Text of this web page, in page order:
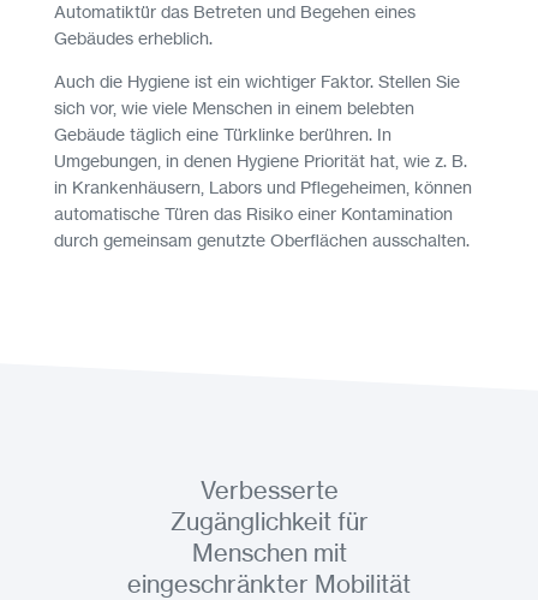
Automatiktür das Betreten und Begehen eines
Gebäudes erheblich.
Auch die Hygiene ist ein wichtiger Faktor. Stellen Sie
sich vor, wie viele Menschen in einem belebten
Gebäude täglich eine Türklinke berühren. In
Umgebungen, in denen Hygiene Priorität hat, wie z. B.
in Krankenhäusern, Labors und Pflegeheimen, können
automatische Türen das Risiko einer Kontamination
durch gemeinsam genutzte Oberflächen ausschalten.
Verbesserte
Zugänglichkeit für
Menschen mit
eingeschränkter Mobilität